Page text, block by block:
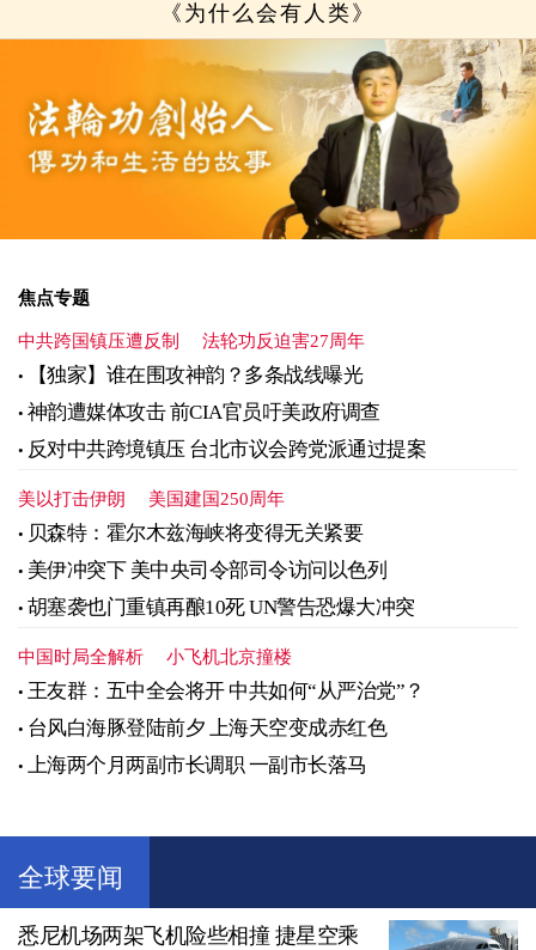
《为什么会有人类》
焦点专题
中共跨国镇压遭反制 法轮功反迫害27周年
【独家】谁在围攻神韵？多条战线曝光
神韵遭媒体攻击 前CIA官员吁美政府调查
反对中共跨境镇压 台北市议会跨党派通过提案
美以打击伊朗 美国建国250周年
贝森特：霍尔木兹海峡将变得无关紧要
美伊冲突下 美中央司令部司令访问以色列
胡塞袭也门重镇再酿10死 UN警告恐爆大冲突
中国时局全解析 小飞机北京撞楼
王友群：五中全会将开 中共如何“从严治党”？
台风白海豚登陆前夕 上海天空变成赤红色
上海两个月两副市长调职 一副市长落马
全球要闻
悉尼机场两架飞机险些相撞 捷星空乘